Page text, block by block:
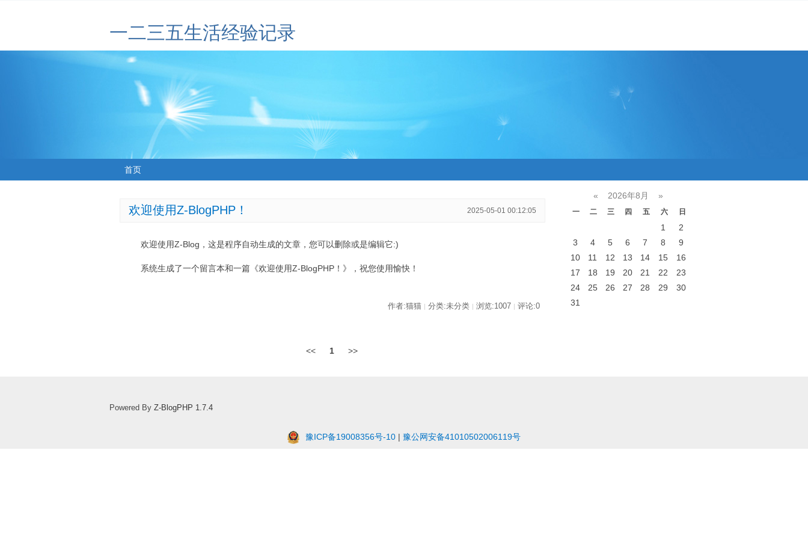
一二三五生活经验记录
首页
欢迎使用Z-BlogPHP！ 2025-05-01 00:12:05
欢迎使用Z-Blog，这是程序自动生成的文章，您可以删除或是编辑它:)
系统生成了一个留言本和一篇《欢迎使用Z-BlogPHP！》，祝您使用愉快！
作者:猫猫 | 分类:未分类 | 浏览:1007 | 评论:0
<< 1 >>
« 2026年8月 »
一 二 三 四 五 六 日
1
2
3
4 5 6 7 8
9
10
11 12 13 14 15
16
17
18 19 20 21 22
23
24
25 26 27 28 29
30
31
Powered By Z-BlogPHP 1.7.4
豫ICP备19008356号-10 | 豫公网安备41010502006119号